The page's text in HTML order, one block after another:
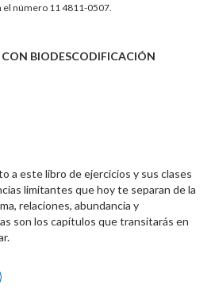
número 11 4811-0507.
BIODESCODIFICACIÓN
a este libro de ejercicios y sus clases
limitantes que hoy te separan de la
relaciones, abundancia y
son los capítulos que transitarás en